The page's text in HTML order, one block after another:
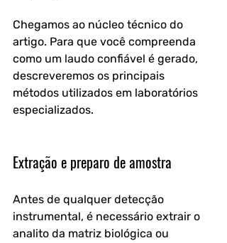
Chegamos ao núcleo técnico do
artigo. Para que você compreenda
como um laudo confiável é gerado,
descreveremos os principais
métodos utilizados em laboratórios
especializados.
Extração e preparo de amostra
Antes de qualquer detecção
instrumental, é necessário extrair o
analito da matriz biológica ou